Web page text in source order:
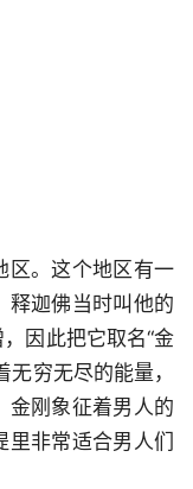
区。这个地区有一
释迦佛当时叫他的
因此把它取名“金
穷无尽的能量，
金刚象征着男人的
里非常适合男人们